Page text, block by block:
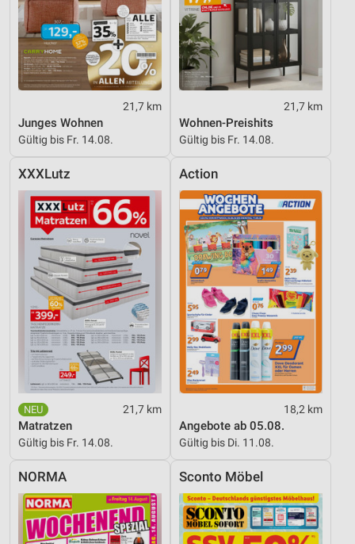
21,7 km
Junges Wohnen
Gültig bis Fr. 14.08.
21,7 km
Wohnen-Preishits
Gültig bis Fr. 14.08.
XXXLutz
21,7 km
Matratzen
Gültig bis Fr. 14.08.
Action
18,2 km
Angebote ab 05.08.
Gültig bis Di. 11.08.
NORMA Sconto Möbel